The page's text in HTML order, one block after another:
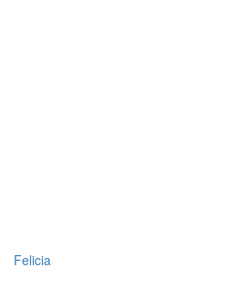
Felicia